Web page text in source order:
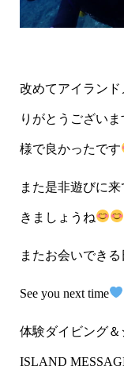
改めてアイラン
りがとうございま
様で良かったです
また是非遊びに
きましょうね
またお会いでき
See you next time
体験ダイビング＆
ISLAND